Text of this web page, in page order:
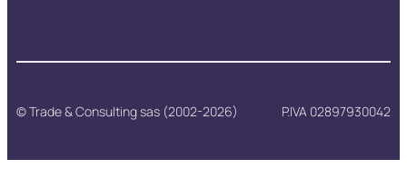
© Trade & Consulting sas (2002-2026) P.IVA 02897930042